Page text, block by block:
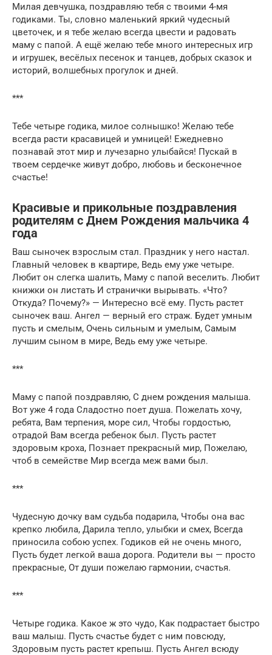
Милая девчушка, поздравляю тебя с твоими 4-мя
годиками. Ты, словно маленький яркий чудесный
цветочек, и я тебе желаю всегда цвести и радовать
маму с папой. А ещё желаю тебе много интересных игр
и игрушек, весёлых песенок и танцев, добрых сказок и
историй, волшебных прогулок и дней.
***
Тебе четыре годика, милое солнышко! Желаю тебе
всегда расти красавицей и умницей! Ежедневно
познавай этот мир и лучезарно улыбайся! Пускай в
твоем сердечке живут добро, любовь и бесконечное
счастье!
Красивые и прикольные поздравления
родителям с Днем Рождения мальчика 4
года
Ваш сыночек взрослым стал. Праздник у него настал.
Главный человек в квартире, Ведь ему уже четыре.
Любит он слегка шалить, Маму с папой веселить. Любит
книжки он листать И странички вырывать. «Что?
Откуда? Почему?» — Интересно всё ему. Пусть растет
сыночек ваш. Ангел — верный его страж. Будет умным
пусть и смелым, Очень сильным и умелым, Самым
лучшим сыном в мире, Ведь ему уже четыре.
***
Маму с папой поздравляю, С днем рождения малыша.
Вот уже 4 года Сладостно поет душа. Пожелать хочу,
ребята, Вам терпения, море сил, Чтобы гордостью,
отрадой Вам всегда ребенок был. Пусть растет
здоровым кроха, Познает прекрасный мир, Пожелаю,
чтоб в семействе Мир всегда меж вами был.
***
Чудесную дочку вам судьба подарила, Чтобы она вас
крепко любила, Дарила тепло, улыбки и смех, Всегда
приносила собою успех. Годиков ей не очень много,
Пусть будет легкой ваша дорога. Родители вы — просто
прекрасные, От души пожелаю гармонии, счастья.
***
Четыре годика. Какое ж это чудо, Как подрастает быстро
ваш малыш. Пусть счастье будет с ним повсюду,
Здоровым пусть растет крепыш. Пусть Ангел всюду